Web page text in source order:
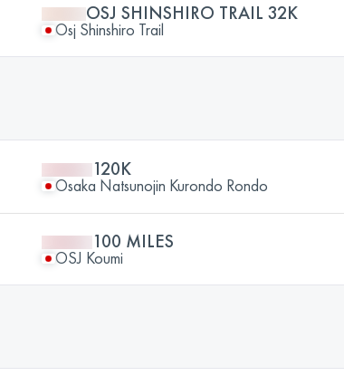
OSJ SHINSHIRO TRAIL 32K
Osj Shinshiro Trail
120K
Osaka Natsunojin Kurondo Rondo
100 MILES
OSJ Koumi